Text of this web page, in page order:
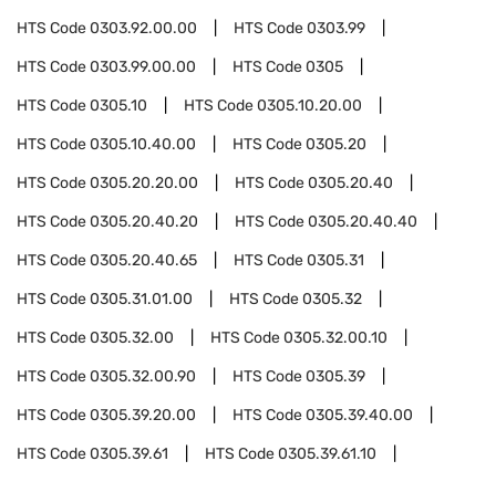
HTS Code0303.92.00.00 HTS Code0303.99
HTS Code0303.99.00.00 HTS Code0305
HTS Code0305.10 HTS Code0305.10.20.00
HTS Code0305.10.40.00 HTS Code0305.20
HTS Code0305.20.20.00 HTS Code0305.20.40
HTS Code0305.20.40.20 HTS Code0305.20.40.40
HTS Code0305.20.40.65 HTS Code0305.31
HTS Code0305.31.01.00 HTS Code0305.32
HTS Code0305.32.00 HTS Code0305.32.00.10
HTS Code0305.32.00.90 HTS Code0305.39
HTS Code0305.39.20.00 HTS Code0305.39.40.00
HTS Code0305.39.61 HTS Code0305.39.61.10